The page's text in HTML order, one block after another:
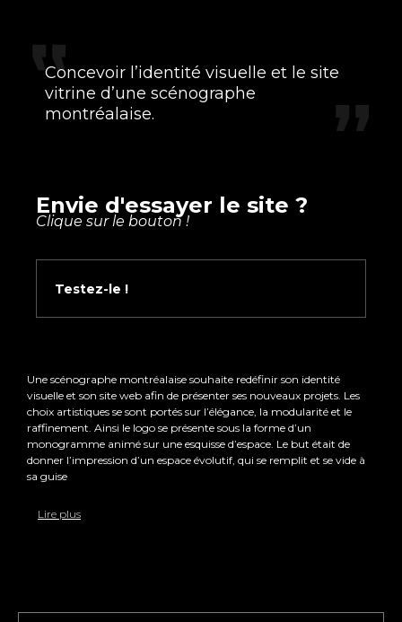
Concevoir l’identité visuelle et le site
vitrine d’une scénographe
montréalaise.
Envie d'essayer le site ?
Clique sur le bouton !
Testez-le !
Une scénographe montréalaise souhaite redéfinir son identité
visuelle et son site web afin de présenter ses nouveaux projets. Les
choix artistiques se sont portés sur l’élégance, la modularité et le
raffinement. Ainsi le logo se présente sous la forme d’un
monogramme animé sur une esquisse d’espace. Le but était de
donner l’impression d’un espace évolutif, qui se remplit et se vide à
sa guise
Lire plus